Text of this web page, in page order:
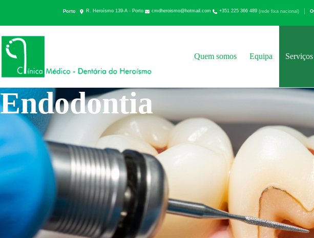
Porto R. Heroísmo 139-A - Porto cmdheroismo@hotmail.com +351 225 366 489 (rede fixa nacional)
Quem somos Equipa
Endodontia